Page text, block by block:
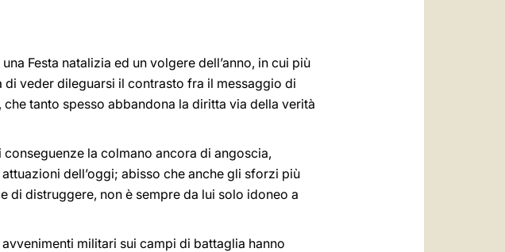
Festa natalizia ed un volgere dell’anno, in cui più
di veder dileguarsi il contrasto fra il messaggio di
tanto spesso abbandona la diritta via della verità
la colmano ancora di angoscia,
dell’oggi; abisso che anche gli sforzi più
di distruggere, non è sempre da lui solo idoneo a
militari sui campi di battaglia hanno